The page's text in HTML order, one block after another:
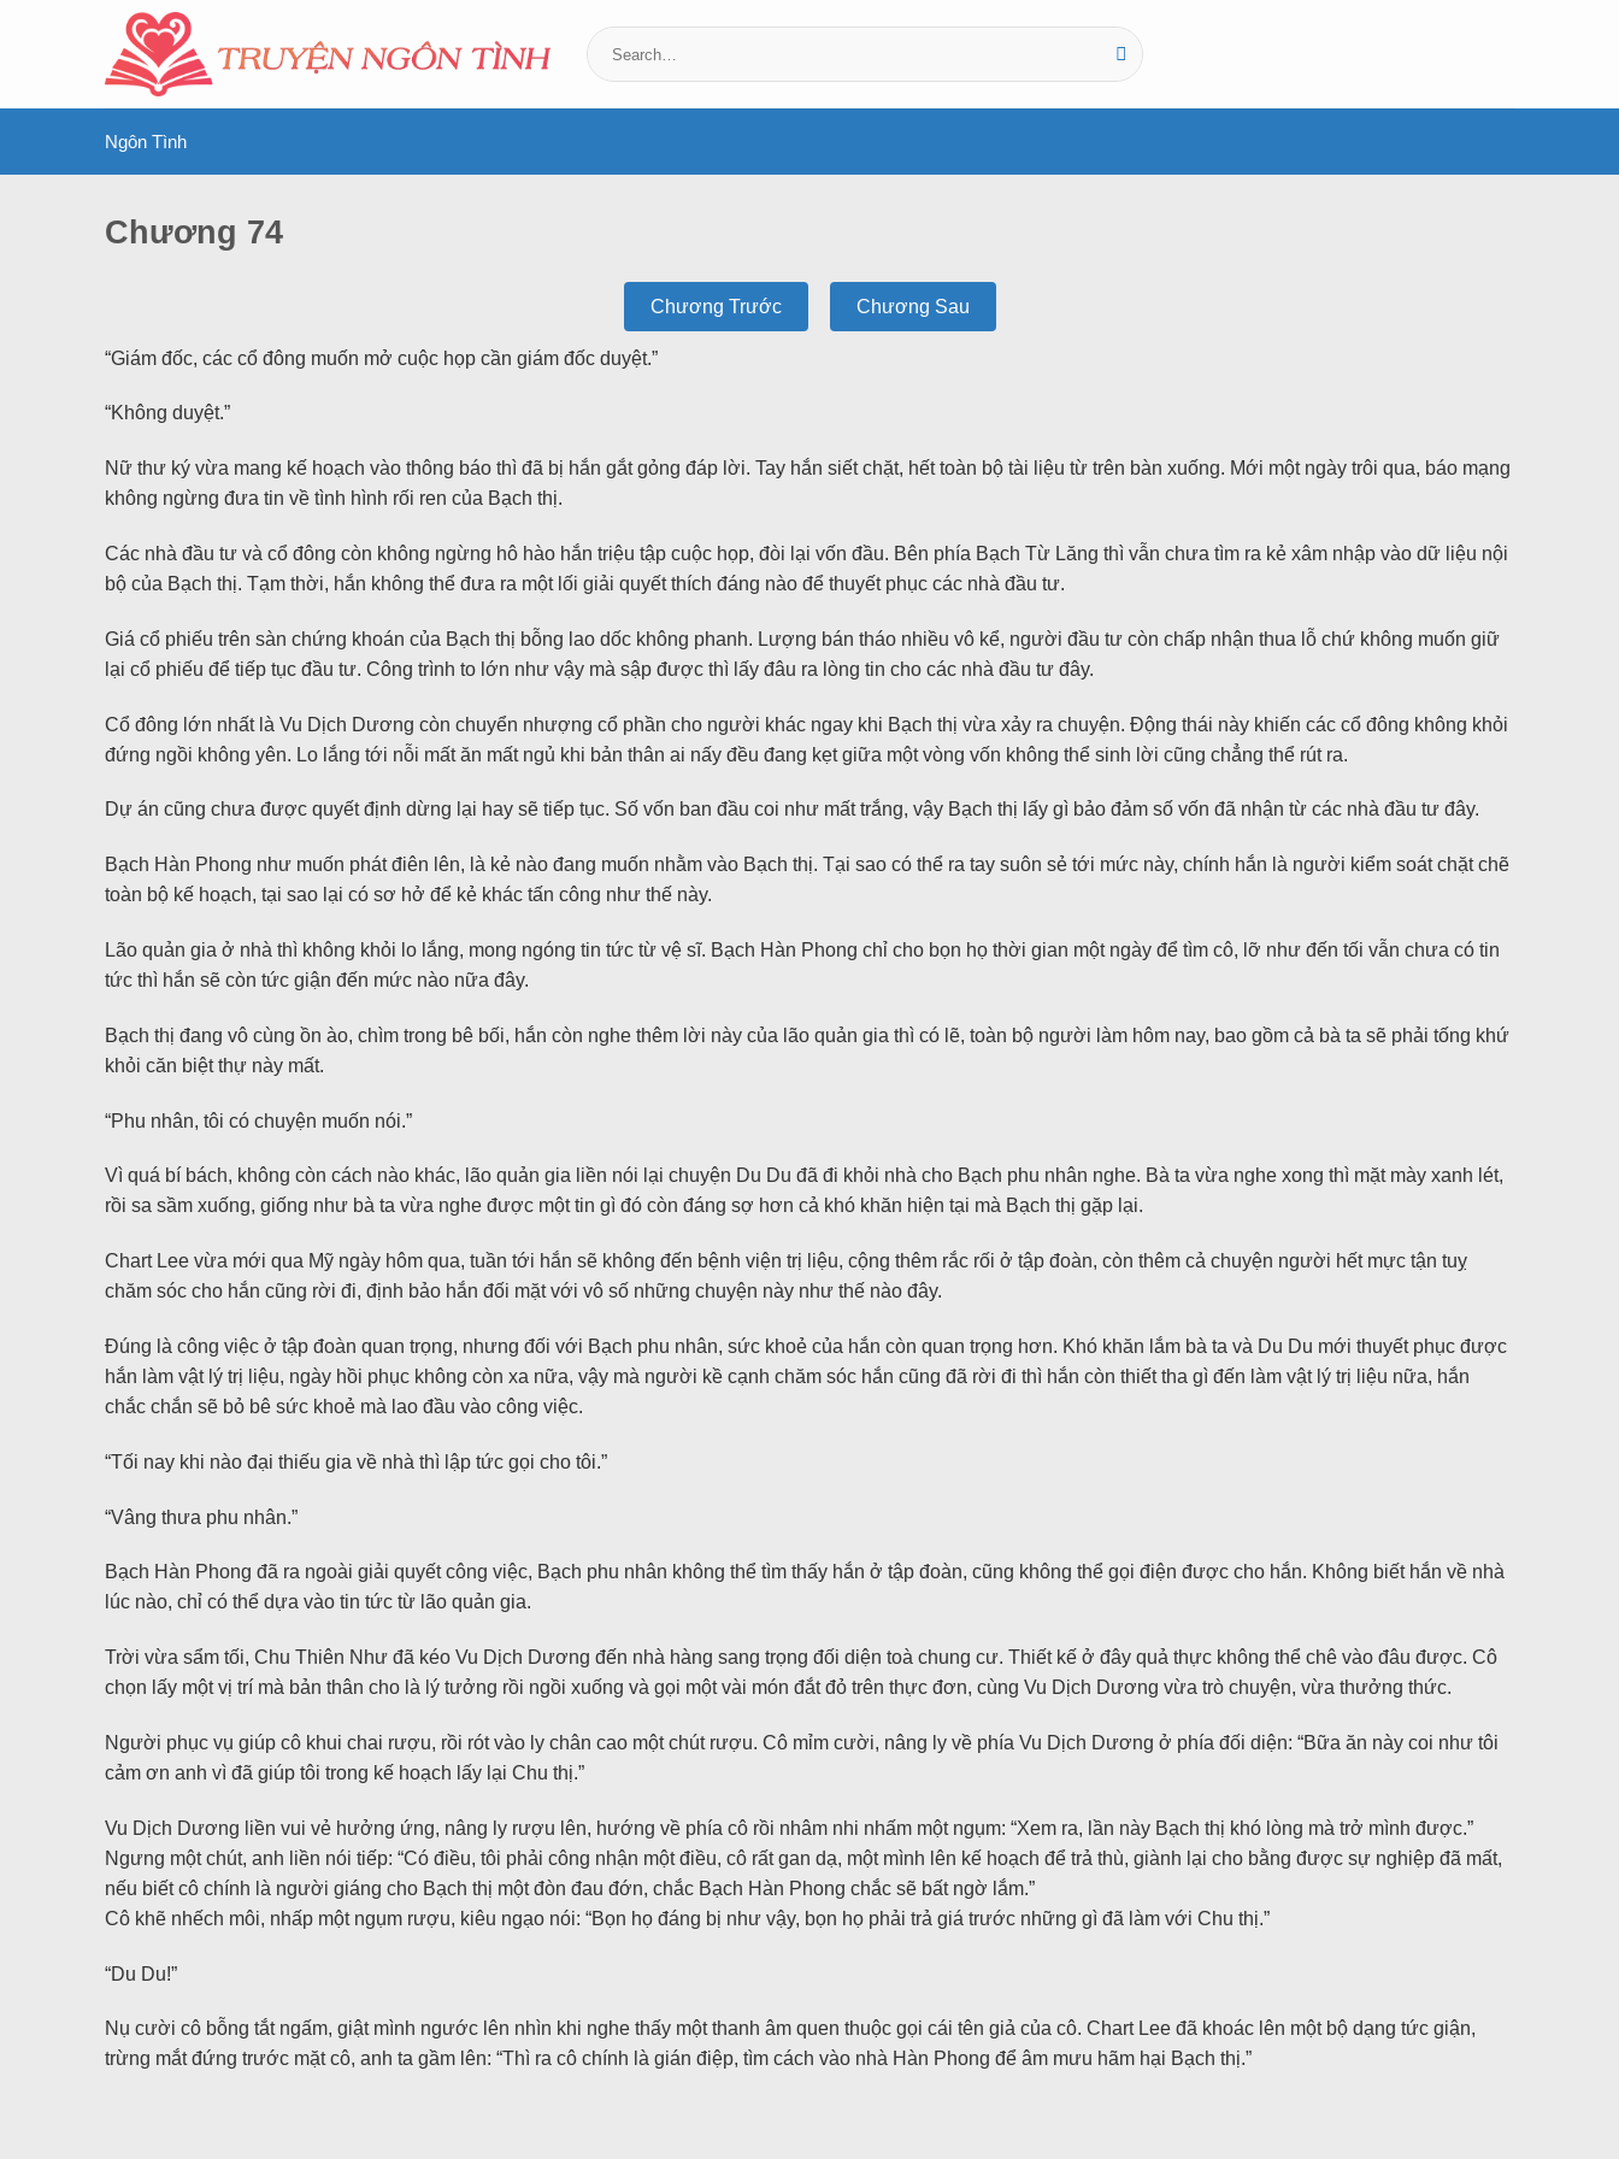
Ngôn Tình
Chương 74
Chương Trước Chương Sau
“Giám đốc, các cổ đông muốn mở cuộc họp cần giám đốc duyệt.”
“Không duyệt.”
Nữ thư ký vừa mang kế hoạch vào thông báo thì đã bị hắn gắt gỏng đáp lời. Tay hắn siết chặt, hết toàn bộ tài liệu từ trên bàn xuống. Mới một ngày trôi qua, báo mạng
không ngừng đưa tin về tình hình rối ren của Bạch thị.
Các nhà đầu tư và cổ đông còn không ngừng hô hào hắn triệu tập cuộc họp, đòi lại vốn đầu. Bên phía Bạch Từ Lăng thì vẫn chưa tìm ra kẻ xâm nhập vào dữ liệu nội
bộ của Bạch thị. Tạm thời, hắn không thể đưa ra một lối giải quyết thích đáng nào để thuyết phục các nhà đầu tư.
Giá cổ phiếu trên sàn chứng khoán của Bạch thị bỗng lao dốc không phanh. Lượng bán tháo nhiều vô kể, người đầu tư còn chấp nhận thua lỗ chứ không muốn giữ
lại cổ phiếu để tiếp tục đầu tư. Công trình to lớn như vậy mà sập được thì lấy đâu ra lòng tin cho các nhà đầu tư đây.
Cổ đông lớn nhất là Vu Dịch Dương còn chuyển nhượng cổ phần cho người khác ngay khi Bạch thị vừa xảy ra chuyện. Động thái này khiến các cổ đông không khỏi
đứng ngồi không yên. Lo lắng tới nỗi mất ăn mất ngủ khi bản thân ai nấy đều đang kẹt giữa một vòng vốn không thể sinh lời cũng chẳng thể rút ra.
Dự án cũng chưa được quyết định dừng lại hay sẽ tiếp tục. Số vốn ban đầu coi như mất trắng, vậy Bạch thị lấy gì bảo đảm số vốn đã nhận từ các nhà đầu tư đây.
Bạch Hàn Phong như muốn phát điên lên, là kẻ nào đang muốn nhằm vào Bạch thị. Tại sao có thể ra tay suôn sẻ tới mức này, chính hắn là người kiểm soát chặt chẽ
toàn bộ kế hoạch, tại sao lại có sơ hở để kẻ khác tấn công như thế này.
Lão quản gia ở nhà thì không khỏi lo lắng, mong ngóng tin tức từ vệ sĩ. Bạch Hàn Phong chỉ cho bọn họ thời gian một ngày để tìm cô, lỡ như đến tối vẫn chưa có tin
tức thì hắn sẽ còn tức giận đến mức nào nữa đây.
Bạch thị đang vô cùng ồn ào, chìm trong bê bối, hắn còn nghe thêm lời này của lão quản gia thì có lẽ, toàn bộ người làm hôm nay, bao gồm cả bà ta sẽ phải tống khứ
khỏi căn biệt thự này mất.
“Phu nhân, tôi có chuyện muốn nói.”
Vì quá bí bách, không còn cách nào khác, lão quản gia liền nói lại chuyện Du Du đã đi khỏi nhà cho Bạch phu nhân nghe. Bà ta vừa nghe xong thì mặt mày xanh lét,
rồi sa sầm xuống, giống như bà ta vừa nghe được một tin gì đó còn đáng sợ hơn cả khó khăn hiện tại mà Bạch thị gặp lại.
Chart Lee vừa mới qua Mỹ ngày hôm qua, tuần tới hắn sẽ không đến bệnh viện trị liệu, cộng thêm rắc rối ở tập đoàn, còn thêm cả chuyện người hết mực tận tuỵ
chăm sóc cho hắn cũng rời đi, định bảo hắn đối mặt với vô số những chuyện này như thế nào đây.
Đúng là công việc ở tập đoàn quan trọng, nhưng đối với Bạch phu nhân, sức khoẻ của hắn còn quan trọng hơn. Khó khăn lắm bà ta và Du Du mới thuyết phục được
hắn làm vật lý trị liệu, ngày hồi phục không còn xa nữa, vậy mà người kề cạnh chăm sóc hắn cũng đã rời đi thì hắn còn thiết tha gì đến làm vật lý trị liệu nữa, hắn
chắc chắn sẽ bỏ bê sức khoẻ mà lao đầu vào công việc.
“Tối nay khi nào đại thiếu gia về nhà thì lập tức gọi cho tôi.”
“Vâng thưa phu nhân.”
Bạch Hàn Phong đã ra ngoài giải quyết công việc, Bạch phu nhân không thể tìm thấy hắn ở tập đoàn, cũng không thể gọi điện được cho hắn. Không biết hắn về nhà
lúc nào, chỉ có thể dựa vào tin tức từ lão quản gia.
Trời vừa sẩm tối, Chu Thiên Như đã kéo Vu Dịch Dương đến nhà hàng sang trọng đối diện toà chung cư. Thiết kế ở đây quả thực không thể chê vào đâu được. Cô
chọn lấy một vị trí mà bản thân cho là lý tưởng rồi ngồi xuống và gọi một vài món đắt đỏ trên thực đơn, cùng Vu Dịch Dương vừa trò chuyện, vừa thưởng thức.
Người phục vụ giúp cô khui chai rượu, rồi rót vào ly chân cao một chút rượu. Cô mỉm cười, nâng ly về phía Vu Dịch Dương ở phía đối diện: “Bữa ăn này coi như tôi
cảm ơn anh vì đã giúp tôi trong kế hoạch lấy lại Chu thị.”
Vu Dịch Dương liền vui vẻ hưởng ứng, nâng ly rượu lên, hướng về phía cô rồi nhâm nhi nhấm một ngụm: “Xem ra, lần này Bạch thị khó lòng mà trở mình được.”
Ngưng một chút, anh liền nói tiếp: “Có điều, tôi phải công nhận một điều, cô rất gan dạ, một mình lên kế hoạch để trả thù, giành lại cho bằng được sự nghiệp đã mất,
nếu biết cô chính là người giáng cho Bạch thị một đòn đau đớn, chắc Bạch Hàn Phong chắc sẽ bất ngờ lắm.”
Cô khẽ nhếch môi, nhấp một ngụm rượu, kiêu ngạo nói: “Bọn họ đáng bị như vậy, bọn họ phải trả giá trước những gì đã làm với Chu thị.”
“Du Du!”
Nụ cười cô bỗng tắt ngấm, giật mình ngước lên nhìn khi nghe thấy một thanh âm quen thuộc gọi cái tên giả của cô. Chart Lee đã khoác lên một bộ dạng tức giận,
trừng mắt đứng trước mặt cô, anh ta gầm lên: “Thì ra cô chính là gián điệp, tìm cách vào nhà Hàn Phong để âm mưu hãm hại Bạch thị.”